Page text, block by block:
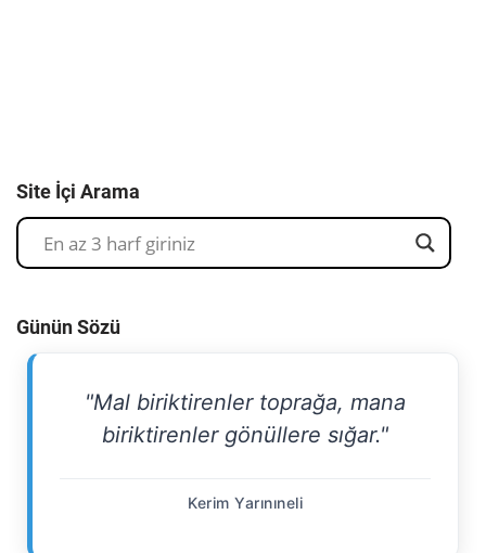
Site İçi Arama
Günün Sözü
"Mal biriktirenler toprağa, mana
biriktirenler gönüllere sığar."
Kerim Yarınıneli